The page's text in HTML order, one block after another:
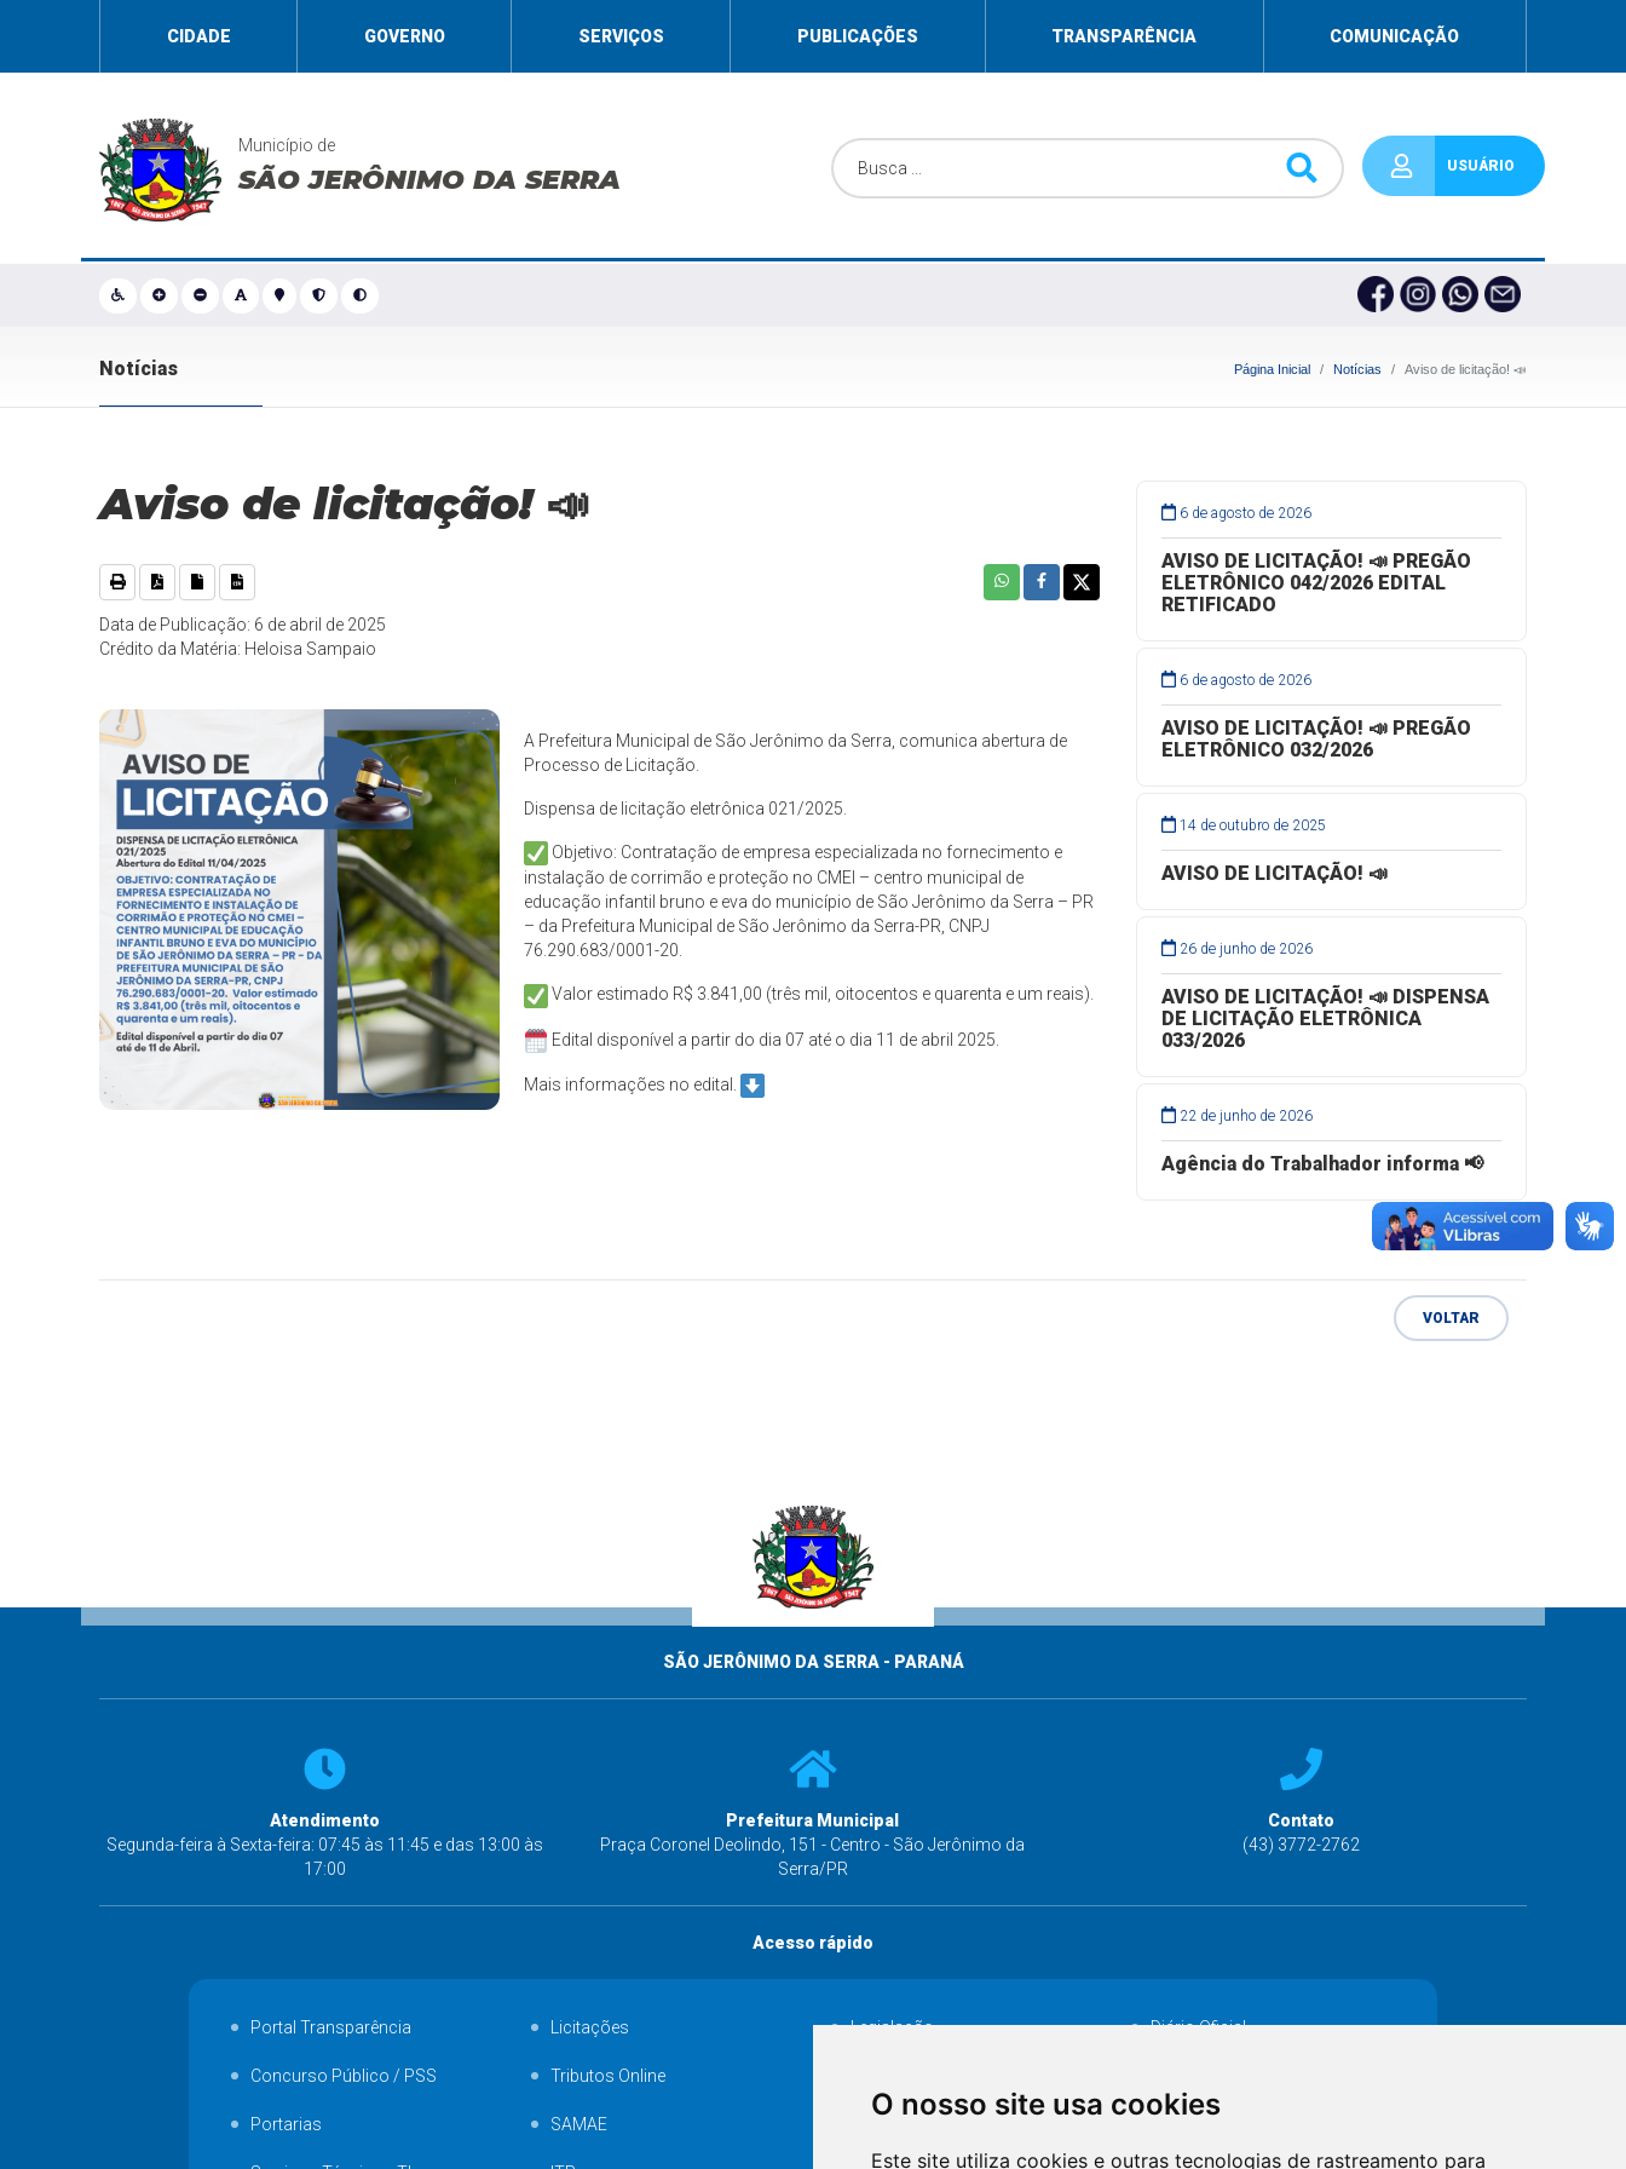
O nosso site usa cookies
Este site utiliza cookies e outras tecnologias de rastreamento para
CIDADE GOVERNO SERVIÇOS PUBLICAÇÕES TRANSPARÊNCIA COMUNICAÇÃO
Município de
SÃO JERÔNIMO DA SERRA USUÁRIO
Notícias Página Inicial Notícias Aviso de licitação! 📣
Aviso de licitação! 📣
Data de Publicação: 6 de abril de 2025
Crédito da Matéria: Heloisa Sampaio
A Prefeitura Municipal de São Jerônimo da Serra, comunica abertura de
Processo de Licitação.
Dispensa de licitação eletrônica 021/2025.
Objetivo: Contratação de empresa especializada no fornecimento e
instalação de corrimão e proteção no CMEI – centro municipal de
educação infantil bruno e eva do município de São Jerônimo da Serra – PR
– da Prefeitura Municipal de São Jerônimo da Serra-PR, CNPJ
76.290.683/0001-20.
Valor estimado R$ 3.841,00 (três mil, oitocentos e quarenta e um reais).
Edital disponível a partir do dia 07 até o dia 11 de abril 2025.
Mais informações no edital.
6 de agosto de 2026
AVISO DE LICITAÇÃO! 📣 PREGÃO
ELETRÔNICO 042/2026 EDITAL
RETIFICADO
6 de agosto de 2026
AVISO DE LICITAÇÃO! 📣 PREGÃO
ELETRÔNICO 032/2026
14 de outubro de 2025
AVISO DE LICITAÇÃO! 📣
26 de junho de 2026
AVISO DE LICITAÇÃO! 📣 DISPENSA
DE LICITAÇÃO ELETRÔNICA
033/2026
22 de junho de 2026
Agência do Trabalhador informa 📢
VOLTAR
SÃO JERÔNIMO DA SERRA - PARANÁ
Atendimento
Segunda-feira à Sexta-feira: 07:45 às 11:45 e das 13:00 às
17:00
Prefeitura Municipal
Praça Coronel Deolindo, 151 - Centro - São Jerônimo da
Serra/PR
Contato
(43) 3772-2762
Acesso rápido
Portal Transparência Licitações Legislação Diário Oficial
Concurso Público / PSS Tributos Online
Portarias SAMAE